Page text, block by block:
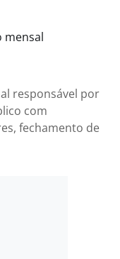
mensal
responsável por
com
fechamento de